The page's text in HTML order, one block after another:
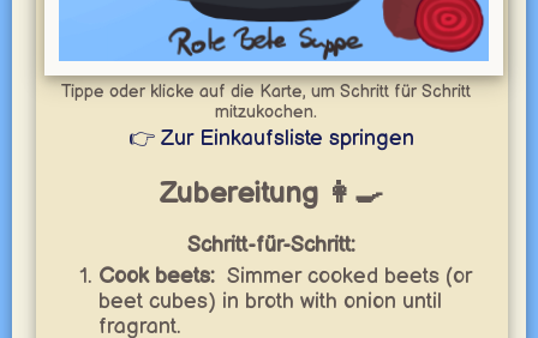
Tippe oder klicke auf die Karte, um Schritt für Schritt
mitzukochen.
👉 Zur Einkaufsliste springen
Zubereitung 👩‍🍳
Schritt-für-Schritt:
Cook beets: Simmer cooked beets (or
beet cubes) in broth with onion until
fragrant.